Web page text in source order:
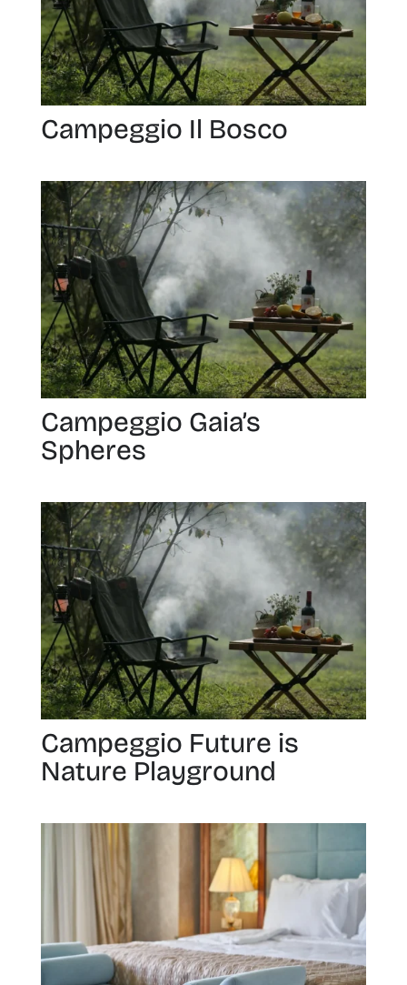
Campeggio Il Bosco
Campeggio Gaia’s
Spheres
Campeggio Future is
Nature Playground